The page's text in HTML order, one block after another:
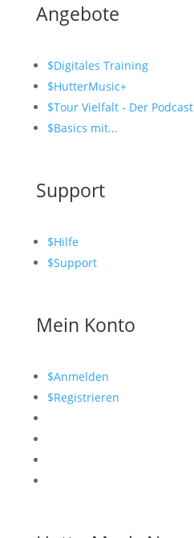
Angebote
$Digitales Training
$HutterMusic+
$Tour Vielfalt - Der Podcast
$Basics mit...
Support
$Hilfe
$Support
Mein Konto
$Anmelden
$Registrieren